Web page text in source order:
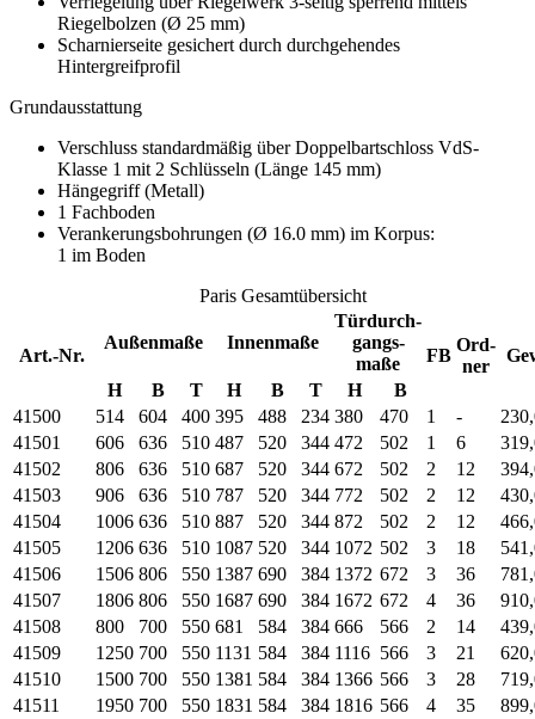
Riegelbolzen (Ø 25 mm)
Scharnierseite gesichert durch durchgehendes
Hintergreifprofil
Grundausstattung
Verschluss standardmäßig über Doppelbartschloss VdS-
Klasse 1 mit 2 Schlüsseln (Länge 145 mm)
Hängegriff (Metall)
1 Fachboden
Verankerungsbohrungen (Ø 16.0 mm) im Korpus:
1 im Boden
Paris Gesamtübersicht
Art.-Nr.
Außenmaße Innenmaße
Türdurch-
gangs-
maße
FB
Ord-
ner
H
B T H B T H
B
41500
514 604 400 395 488 234 380 470 1 -
41501
606 636 510 487 520 344 472 502 1 6
41502
806 636 510 687 520 344 672 502 2 12
41503
906 636 510 787 520 344 772 502 2 12
41504
1006 636 510 887 520 344 872 502 2 12
41505
1206 636 510 1087 520 344 1072 502 3 18
41506
1506 806 550 1387 690 384 1372 672 3 36
41507
1806 806 550 1687 690 384 1672 672 4 36
41508
800 700 550 681 584 384 666 566 2 14
41509
1250 700 550 1131 584 384 1116 566 3 21
41510
1500 700 550 1381 584 384 1366 566 3 28
41511
1950 700 550 1831 584 384 1816 566 4 35